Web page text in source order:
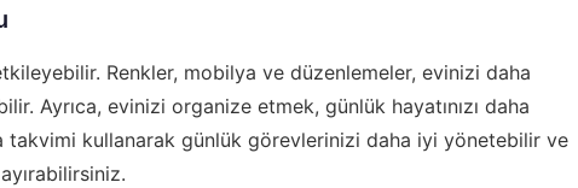
Renkler, mobilya ve düzenlemeler, evinizi daha
Ayrıca, evinizi organize etmek, günlük hayatınızı daha
kullanarak günlük görevlerinizi daha iyi yönetebilir ve